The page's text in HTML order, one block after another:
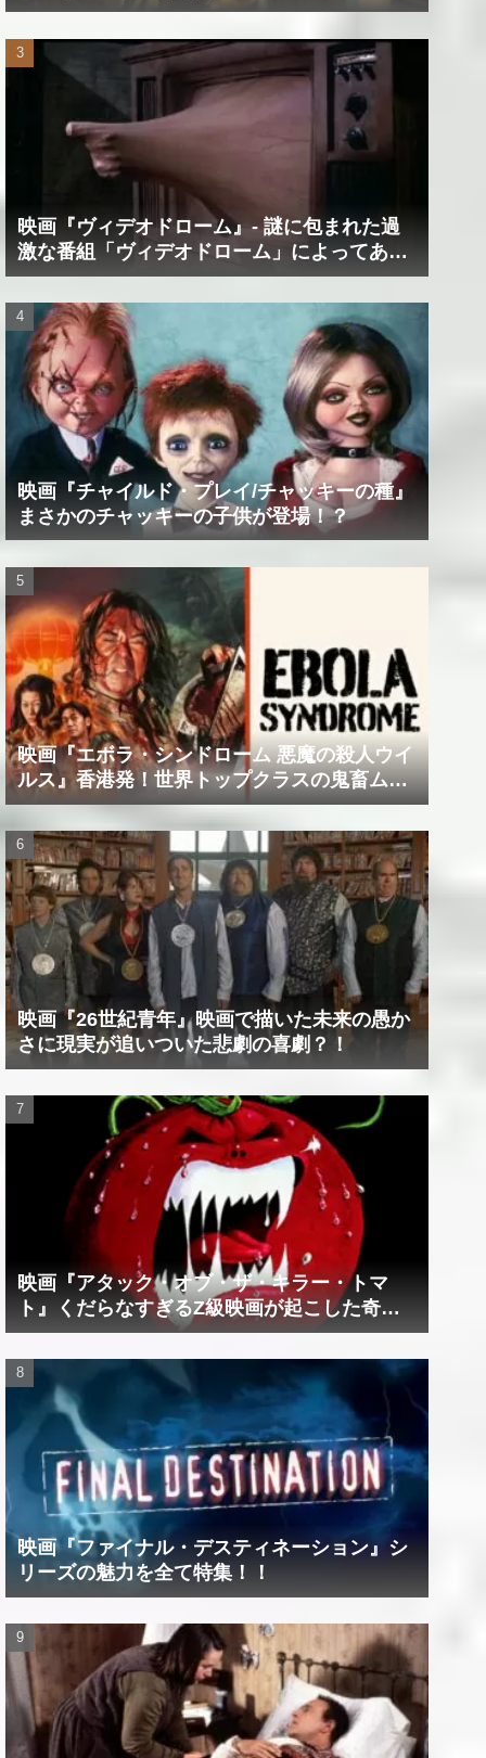
映画『ヴィデオドローム』‐ 謎に包まれた過
激な番組「ヴィデオドローム」によってあな
たの精神は蝕まれる！
映画『チャイルド・プレイ/チャッキーの種』
まさかのチャッキーの子供が登場！？
映画『エボラ・シンドローム 悪魔の殺人ウイ
ルス』香港発！世界トップクラスの鬼畜ムー
ビー！！
映画『26世紀青年』映画で描いた未来の愚か
さに現実が追いついた悲劇の喜劇？！
映画『アタック・オブ・ザ・キラー・トマ
ト』くだらなすぎるZ級映画が起こした奇跡
の数々！？
映画『ファイナル・デスティネーション』シ
リーズの魅力を全て特集！！